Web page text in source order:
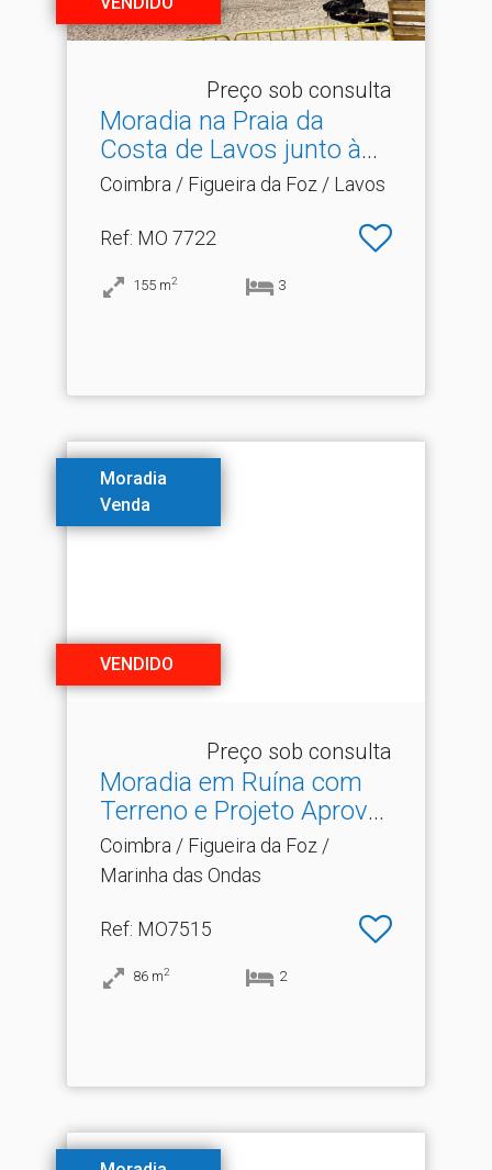
Preço sob consulta
Moradia na Praia da
Costa de Lavos junto à
Pr.​..
Coimbra / Figueira da Foz / Lavos
Ref: MO 7722
155 m2 3
Moradia
Venda
VENDIDO
Preço sob consulta
Moradia em Ruína com
Terreno e Projeto Aprova.​
..
Coimbra / Figueira da Foz /
Marinha das Ondas
Ref: MO7515
86 m2 2